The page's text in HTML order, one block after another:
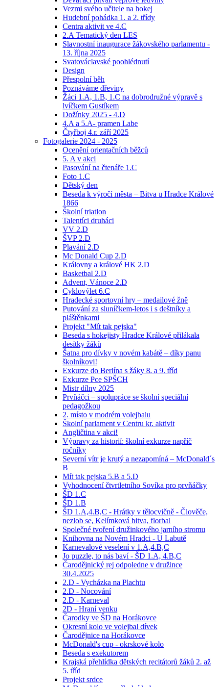
Vezmi svého učitele na hokej
Hudební pohádka 1. a 2. třídy
Centra aktivit ve 4.C
2.A Tematický den LES
Slavnostní inaugurace žákovského parlamentu -
13. října 2025
Svatováclavské poohlédnutí
Design
Přespolní běh
Poznáváme dřeviny
Žáci 1.A, 1.B, 1.C na dobrodružné výpravě s
lvíčkem Gustíkem
Dožínky 2025 - 4.D
4.A a 5.A- pramen Labe
Čtyřboj 4.r. září 2025
Fotogalerie 2024 - 2025
Ocenění orientačních běžců
5. A v akci
Pasování na čtenáře 1.C
Foto 1.C
Dětský den
Beseda k výročí města – Bitva u Hradce Králové
1866
Školní triatlon
Talentíci druháci
VV 2.D
ŠVP 2.D
Plavání 2.D
Mc Donald Cup 2.D
Královny a králové HK 2.D
Basketbal 2.D
Advent, Vánoce 2.D
Cyklovýlet 6.C
Hradecké sportovní hry – medailové žně
Putování za sluníčkem-letos i s deštníky a
pláštěnkami
Projekt "Mít tak pejska"
Beseda s hokejisty Hradce Králové přilákala
desítky žáků
Šatna pro dívky v novém kabátě – díky panu
školníkovi!
Exkurze do Berlína s žáky 8. a 9. tříd
Exkurze Pce SPŠCH
Mistr dílny 2025
Prvňáčci – spolupráce se školní speciální
pedagožkou
2. místo v modrém volejbalu
Školní parlament v Centru kr. aktivit
Angličtina v akci!
Výpravy za historií: školní exkurze napříč
ročníky
Severní vítr je krutý a nezapomíná – McDonald´s
B
Mít tak pejska 5.B a 5.D
Vyhodnocení čtvrtletního Sovíka pro prvňáčky
ŠD 1.C
ŠD 1.B
ŠD 1.A,4.B,C - Hrátky v tělocvičně - Člověče,
nezlob se, Kelímková bitva, florbal
Společné tvoření družinkového jarního stromu
Knihovna na Novém Hradci - U Labutě
Karnevalové veselení v 1.A,4.B,C
Jo puzzle, to nás baví - ŠD 1.A, 4.B,C
Čarodějnický rej odpoledne v družince
30.4.2025
2.D - Vycházka na Plachtu
2.D - Nocování
2.D - Karneval
2D - Hraní venku
Čarodky ve ŠD na Horákovce
Okresní kolo ve volejbal dívek
Čarodějnice na Horákovce
McDonald's cup - okrskové kolo
Beseda s exekutorem
Krajská přehlídka dětských recitátorů žáků 2. až
5. tříd
Projekt srdce